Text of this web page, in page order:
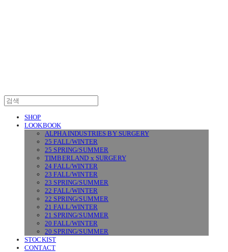
SHOP
LOOKBOOK
ALPHA INDUSTRIES BY SURGERY
25 FALL/WINTER
25 SPRING/SUMMER
TIMBERLAND x SURGERY
24 FALL/WINTER
23 FALL/WINTER
23 SPRING/SUMMER
22 FALL/WINTER
22 SPRING/SUMMER
21 FALL/WINTER
21 SPRING/SUMMER
20 FALL/WINTER
20 SPRING/SUMMER
STOCKIST
CONTACT